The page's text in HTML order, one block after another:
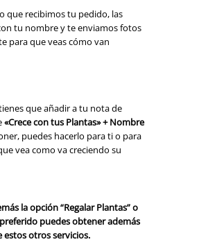
que recibimos tu pedido, las
tu nombre y te enviamos fotos
para que veas cómo van
que añadir a tu nota de
«Crece con tus Plantas» + Nombre
puedes hacerlo para ti o para
vea como va creciendo su
la opción “Regalar Plantas” o
puedes obtener además
estos otros servicios.